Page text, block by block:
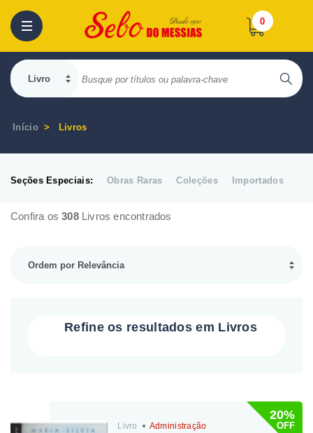
0
Início Livros
Seções Especiais: Obras Raras Coleções Importados
Confira os308Livros encontrados
Refine os resultados em Livros
20%
OFF
Livro Administração